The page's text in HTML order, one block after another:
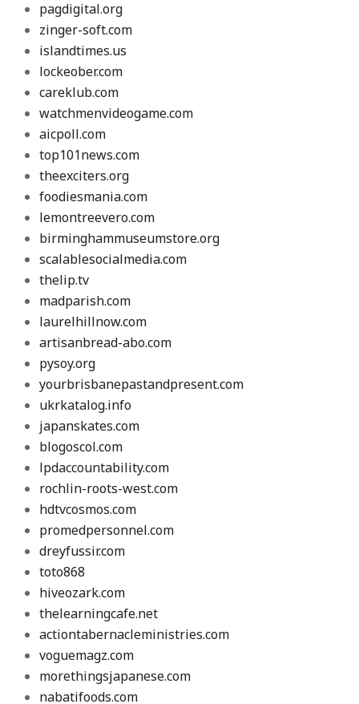
pagdigital.org
zinger-soft.com
islandtimes.us
lockeober.com
careklub.com
watchmenvideogame.com
aicpoll.com
top101news.com
theexciters.org
foodiesmania.com
lemontreevero.com
birminghammuseumstore.org
scalablesocialmedia.com
thelip.tv
madparish.com
laurelhillnow.com
artisanbread-abo.com
pysoy.org
yourbrisbanepastandpresent.com
ukrkatalog.info
japanskates.com
blogoscol.com
lpdaccountability.com
rochlin-roots-west.com
hdtvcosmos.com
promedpersonnel.com
dreyfussir.com
toto868
hiveozark.com
thelearningcafe.net
actiontabernacleministries.com
voguemagz.com
morethingsjapanese.com
nabatifoods.com